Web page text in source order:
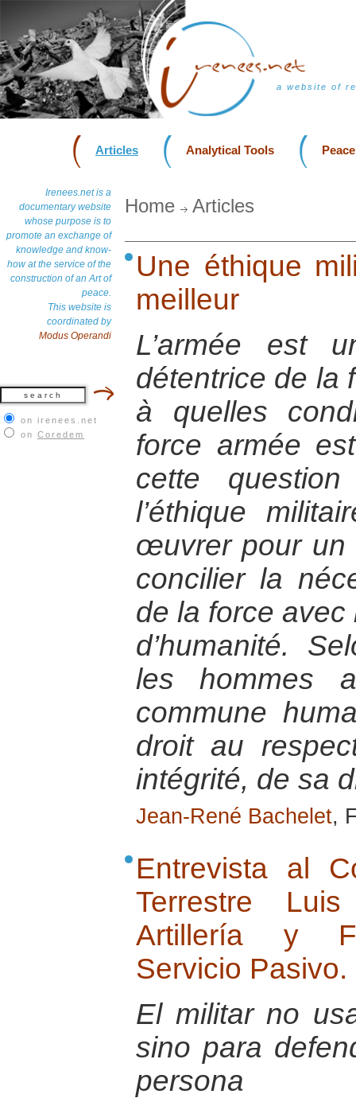
a website of
Articles Analytical Tools
Irenees.net is a
documentary website
whose purpose is to
promote an exchange of
knowledge and know-
how at the service of the
construction of an Art of
peace.
This website is
coordinated by
Modus Operandi
on irenees.net
on Coredem
Home Articles
Une éthique
meilleur
L’armée est
détentrice de la
à quelles
force armée
cette
l’éthique
œuvrer pour un
concilier la
de la force avec
d’humanité.
les hommes
commune
droit au
intégrité, de sa
Jean-René Bachelet,
Entrevista al
Terrestre
Artillería y
Servicio Pasivo.
El militar no
sino para
persona